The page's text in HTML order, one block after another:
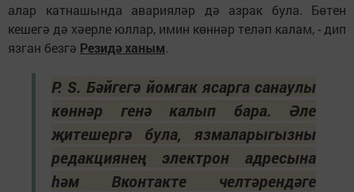
алар катнашында аварияләр дә азрак була. Бөтен
кешегә дә хәерле юллар, имин көннәр теләп калам, - дип
язган безгә Резидә ханым.
P. S. Бәйгегә йомгак ясарга санаулы
көннәр генә калып бара. Әле
җитешергә була, язмаларыгызны
редакциянең электрон адресына
һәм Вконтакте челтәрендәге